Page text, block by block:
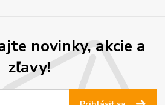
novinky, akcie a
zľavy!